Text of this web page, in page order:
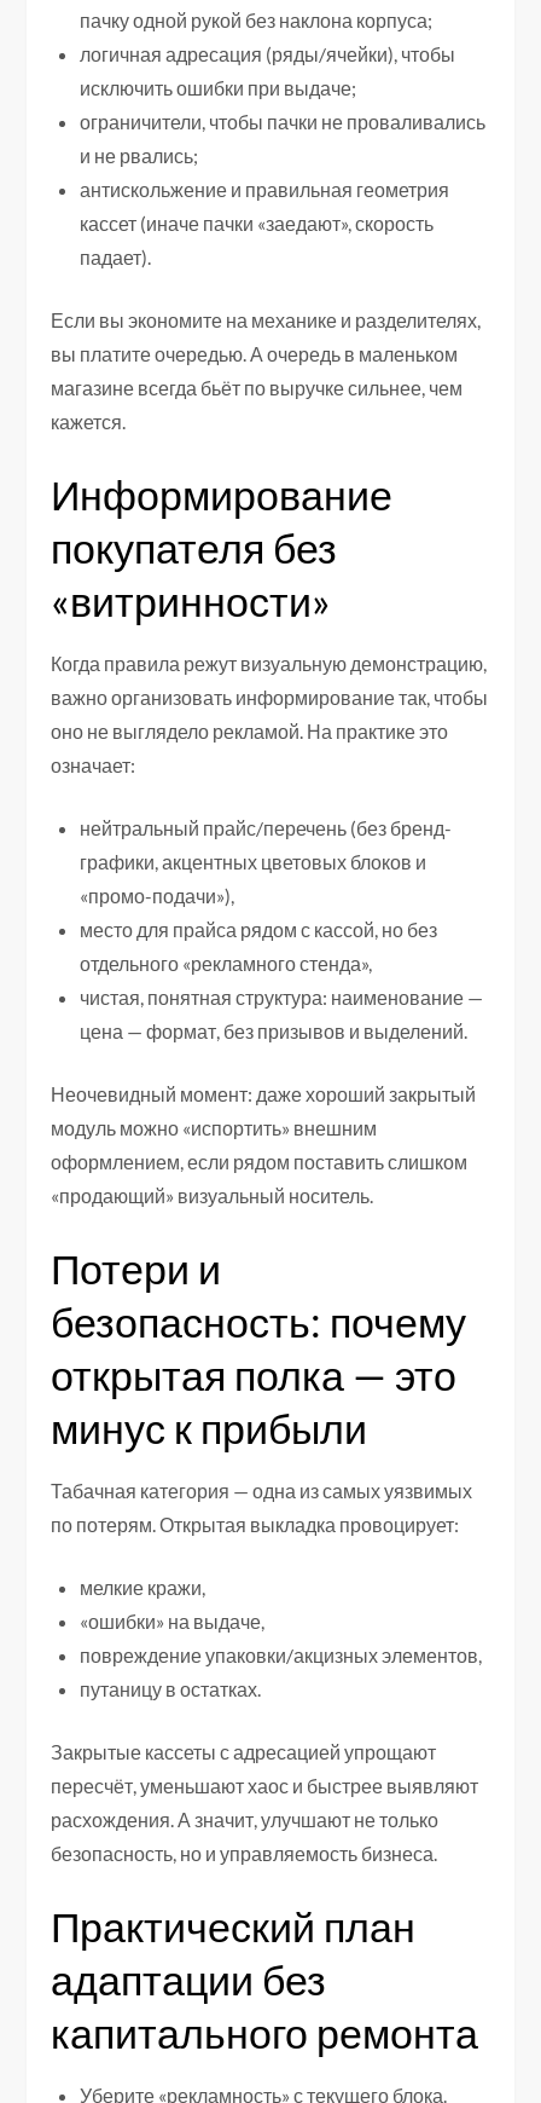
пачку одной рукой без наклона корпуса;
логичная адресация (ряды/ячейки), чтобы
исключить ошибки при выдаче;
ограничители, чтобы пачки не проваливались
и не рвались;
антискольжение и правильная геометрия
кассет (иначе пачки «заедают», скорость
падает).
Если вы экономите на механике и разделителях,
вы платите очередью. А очередь в маленьком
магазине всегда бьёт по выручке сильнее, чем
кажется.
Информирование
покупателя без
«витринности»
Когда правила режут визуальную демонстрацию,
важно организовать информирование так, чтобы
оно не выглядело рекламой. На практике это
означает:
нейтральный прайс/перечень (без бренд-
графики, акцентных цветовых блоков и
«промо-подачи»),
место для прайса рядом с кассой, но без
отдельного «рекламного стенда»,
чистая, понятная структура: наименование —
цена — формат, без призывов и выделений.
Неочевидный момент: даже хороший закрытый
модуль можно «испортить» внешним
оформлением, если рядом поставить слишком
«продающий» визуальный носитель.
Потери и
безопасность: почему
открытая полка — это
минус к прибыли
Табачная категория — одна из самых уязвимых
по потерям. Открытая выкладка провоцирует:
мелкие кражи,
«ошибки» на выдаче,
повреждение упаковки/акцизных элементов,
путаницу в остатках.
Закрытые кассеты с адресацией упрощают
пересчёт, уменьшают хаос и быстрее выявляют
расхождения. А значит, улучшают не только
безопасность, но и управляемость бизнеса.
Практический план
адаптации без
капитального ремонта
Уберите «рекламность» с текущего блока.